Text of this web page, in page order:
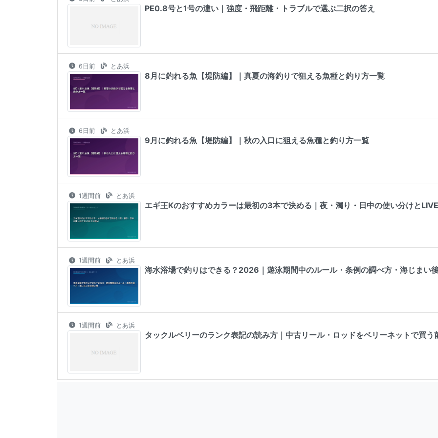
PE0.8号と1号の違い｜強度・飛距離・トラブルで選ぶ二択の答え
6日前 とあ浜
8月に釣れる魚【堤防編】｜真夏の海釣りで狙える魚種と釣り方一覧
6日前 とあ浜
9月に釣れる魚【堤防編】｜秋の入口に狙える魚種と釣り方一覧
1週間前 とあ浜
エギ王Kのおすすめカラーは最初の3本で決める｜夜・濁り・日中の使い分けと
1週間前 とあ浜
海水浴場で釣りはできる？2026｜遊泳期間中のルール・条例の調べ方・海じまい
1週間前 とあ浜
タックルベリーのランク表記の読み方｜中古リール・ロッドをベリーネットで買う